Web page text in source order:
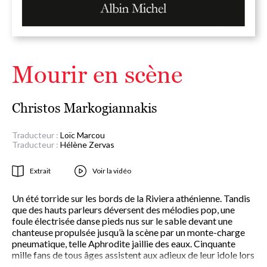
Mourir en scène
Christos Markogiannakis
Traducteur : Loïc Marcou
Traducteur : Hélène Zervas
Extrait Voir la vidéo
Un été torride sur les bords de la Riviera athénienne. Tandis
que des hauts parleurs déversent des mélodies pop, une
foule électrisée danse pieds nus sur le sable devant une
chanteuse propulsée jusqu’à la scène par un monte-charge
pneumatique, telle Aphrodite jaillie des eaux. Cinquante
mille fans de tous âges assistent aux adieux de leur idole lors